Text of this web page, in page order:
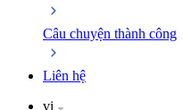
Câu chuyện thành công
Liên hệ
vi